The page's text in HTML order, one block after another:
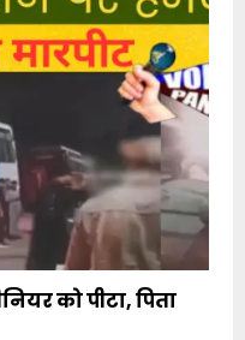
को पीटा, पिता